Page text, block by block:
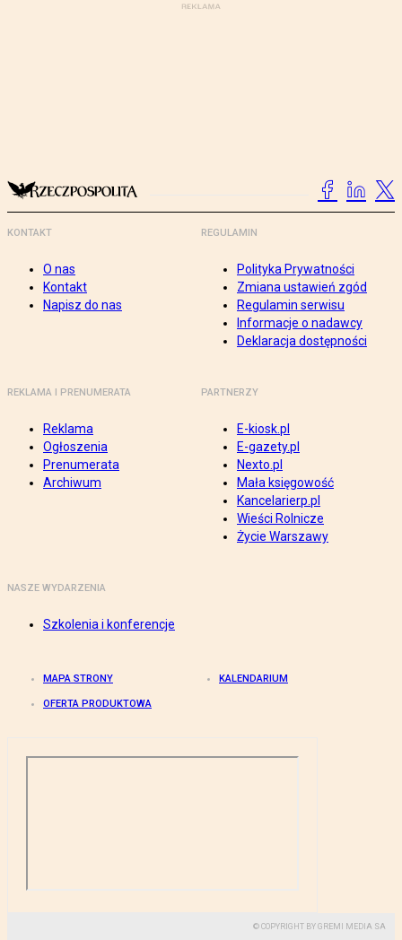
KONTAKT
O nas
Kontakt
Napisz do nas
REGULAMIN
Polityka Prywatności
Zmiana ustawień zgód
Regulamin serwisu
Informacje o nadawcy
Deklaracja dostępności
REKLAMA I PRENUMERATA
Reklama
Ogłoszenia
Prenumerata
Archiwum
PARTNERZY
E-kiosk.pl
E-gazety.pl
Nexto.pl
Mała księgowość
Kancelarierp.pl
Wieści Rolnicze
Życie Warszawy
NASZE WYDARZENIA
Szkolenia i konferencje
MAPA STRONY KALENDARIUM
OFERTA PRODUKTOWA
© COPYRIGHT BY GREMI MEDIA SA